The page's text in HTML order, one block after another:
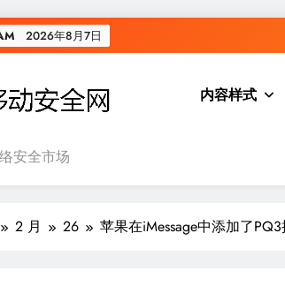
2026年8月7日
网
安全市场
内容样式
2 月 26 苹果在iMessage中添加了